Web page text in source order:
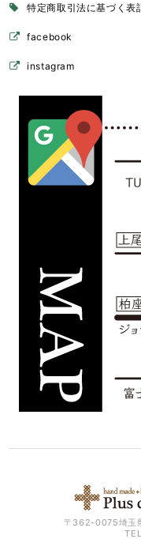
特定商取引法に基づく表
facebook
instagram
〒362-0075埼玉